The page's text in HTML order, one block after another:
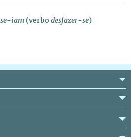
iam (verbo desfazer-se)